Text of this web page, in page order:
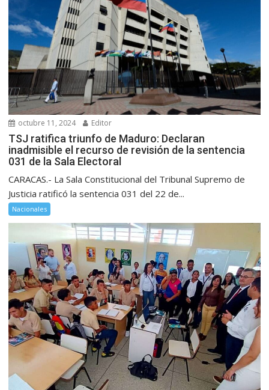
octubre 11, 2024 Editor
TSJ ratifica triunfo de Maduro: Declaran
inadmisible el recurso de revisión de la sentencia
031 de la Sala Electoral
CARACAS.- La Sala Constitucional del Tribunal Supremo de
Justicia ratificó la sentencia 031 del 22 de...
Nacionales